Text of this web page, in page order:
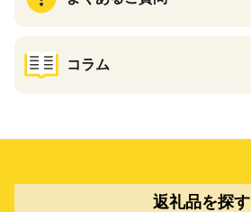
コラム
返礼品を探す